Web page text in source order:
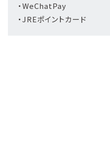
・WeChatPay
・JREポイントカード